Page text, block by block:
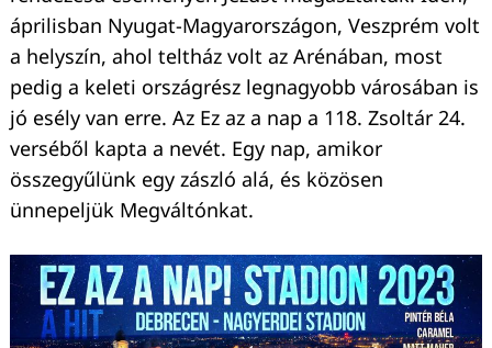
áprilisban Nyugat-Magyarországon, Veszprém volt
a helyszín, ahol teltház volt az Arénában, most
pedig a keleti országrész legnagyobb városában is
jó esély van erre. Az Ez az a nap a 118. Zsoltár 24.
verséből kapta a nevét. Egy nap, amikor
összegyűlünk egy zászló alá, és közösen
ünnepeljük Megváltónkat.